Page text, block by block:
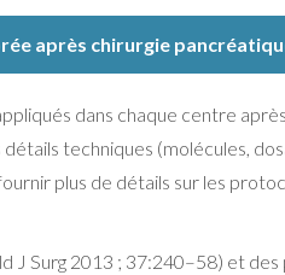
après chirurgie
dans chaque centre après
techniques (molécules,
plus de détails sur les
J Surg 2013 ; 37:240–58) et